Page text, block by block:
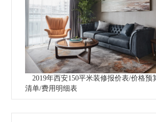
2019年西安150平米装修报价表/价格预
清单/费用明细表